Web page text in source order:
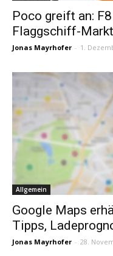
Poco greift an:
Flaggschiff-
Jonas Mayrhofer - 1.
Allgemein
Google Maps
Tipps,
Jonas Mayrhofer - 28.